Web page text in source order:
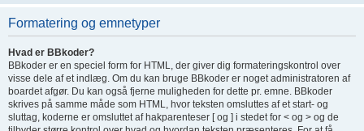
Formatering og emnetyper
Hvad er BBkoder?
BBkoder er en speciel form for HTML, der giver dig formateringskontrol over
visse dele af et indlæg. Om du kan bruge BBkoder er noget administratoren af
boardet afgør. Du kan også fjerne muligheden for dette pr. emne. BBkoder
skrives på samme måde som HTML, hvor teksten omsluttes af et start- og
sluttag, koderne er omsluttet af hakparenteser [ og ] i stedet for < og > og de